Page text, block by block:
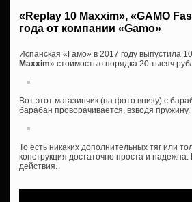
«Replay 10 Maxxim», «GAMO
года от компании «Gamo»
Испанская «Гамо» в 2017 году выпустила
Maxxim» стоимостью порядка 20 тысяч
Вот этот магазинчик (на фото внизу) с
барабан проворачивается, взводя пружину.
То есть никаких дополнительных тяг или
конструкция достаточно проста и
действия.